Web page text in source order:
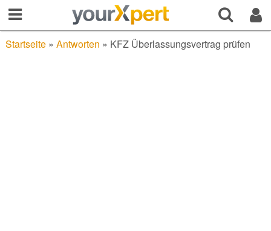
Startseite» Antworten » KFZ Überlassungsvertrag prüfen